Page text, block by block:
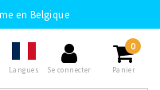
en Belgique
Langues Se connecter
0
Panier